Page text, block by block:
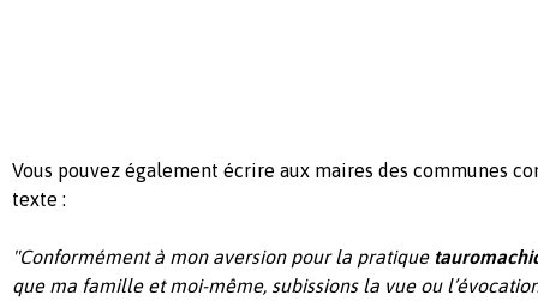
Vous pouvez également écrire aux maires des communes
texte :
"Conformément à mon aversion pour la pratique
que ma famille et moi-même, subissions la vue ou